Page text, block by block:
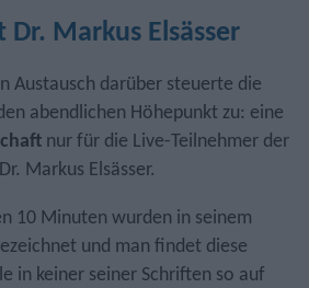
Markus Elsässer
Austausch darüber steuerte die
abendlichen Höhepunkt zu: eine
nur für die Live-Teilnehmer der
Markus Elsässer.
10 Minuten wurden in seinem
und man findet diese
in keiner seiner Schriften so auf